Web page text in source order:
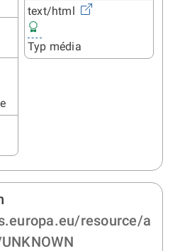
text/html
Typ média
resource/a